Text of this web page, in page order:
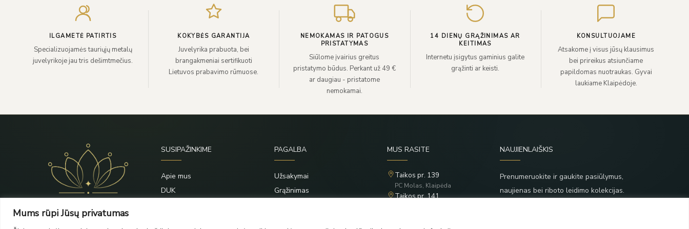
Mums rūpi Jūsų privatumas
ILGAMETĖ PATIRTIS
Specializuojamės tauriųjų metalų
juvelyrikoje jau tris dešimtmečius.
KOKYBĖS GARANTIJA
Juvelyrika prabuota, bei
brangakmeniai sertifikuoti
Lietuvos prabavimo rūmuose.
NEMOKAMAS IR PATOGUS
PRISTATYMAS
Siūlome įvairius greitus
pristatymo būdus. Perkant už 49 €
ar daugiau - pristatome
nemokamai.
14 DIENŲ GRĄŽINIMAS AR
KEITIMAS
Internetu įsigytus gaminius galite
grąžinti ar keisti.
KONSULTUOJAME
Atsakome į visus jūsų klausimus
bei prireikus atsiunčiame
papildomas nuotraukas. Gyvai
laukiame Klaipėdoje.
SUSIPAŽINKIME
Apie mus
DUK
PAGALBA
Užsakymai
Grąžinimas
MUS RASITE
Taikos pr. 139
PC Molas, Klaipėda
Taikos pr. 141
NAUJIENLAIŠKIS
Prenumeruokite ir gaukite pasiūlymus,
naujienas bei riboto leidimo kolekcijas.